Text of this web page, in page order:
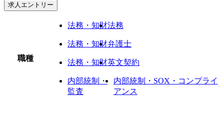
求人エントリー
職種
法務・知財法務
法務・知財弁護士
法務・知財英文契約
内部統制・
監査
内部統制・SOX・コンプライ
アンス